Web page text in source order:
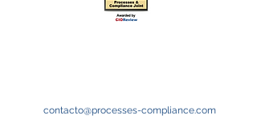
contacto@processes-compliance.com